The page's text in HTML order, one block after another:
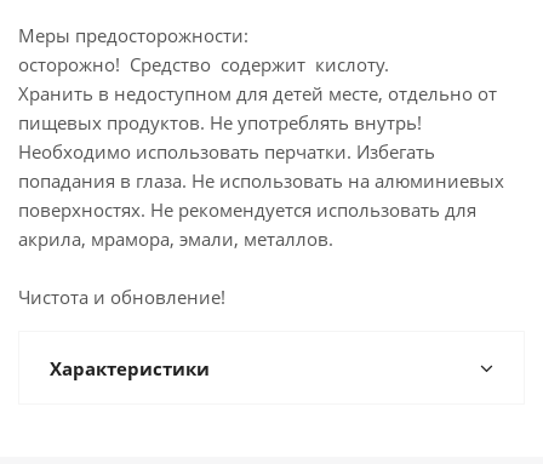
Меры предосторожности:
осторожно! Средство содержит кислоту.
Хранить в недоступном для детей месте, отдельно от
пищевых продуктов. Не употреблять внутрь!
Необходимо использовать перчатки. Избегать
попадания в глаза. Не использовать на алюминиевых
поверхностях. Не рекомендуется использовать для
акрила, мрамора, эмали, металлов.
Чистота и обновление!
Характеристики